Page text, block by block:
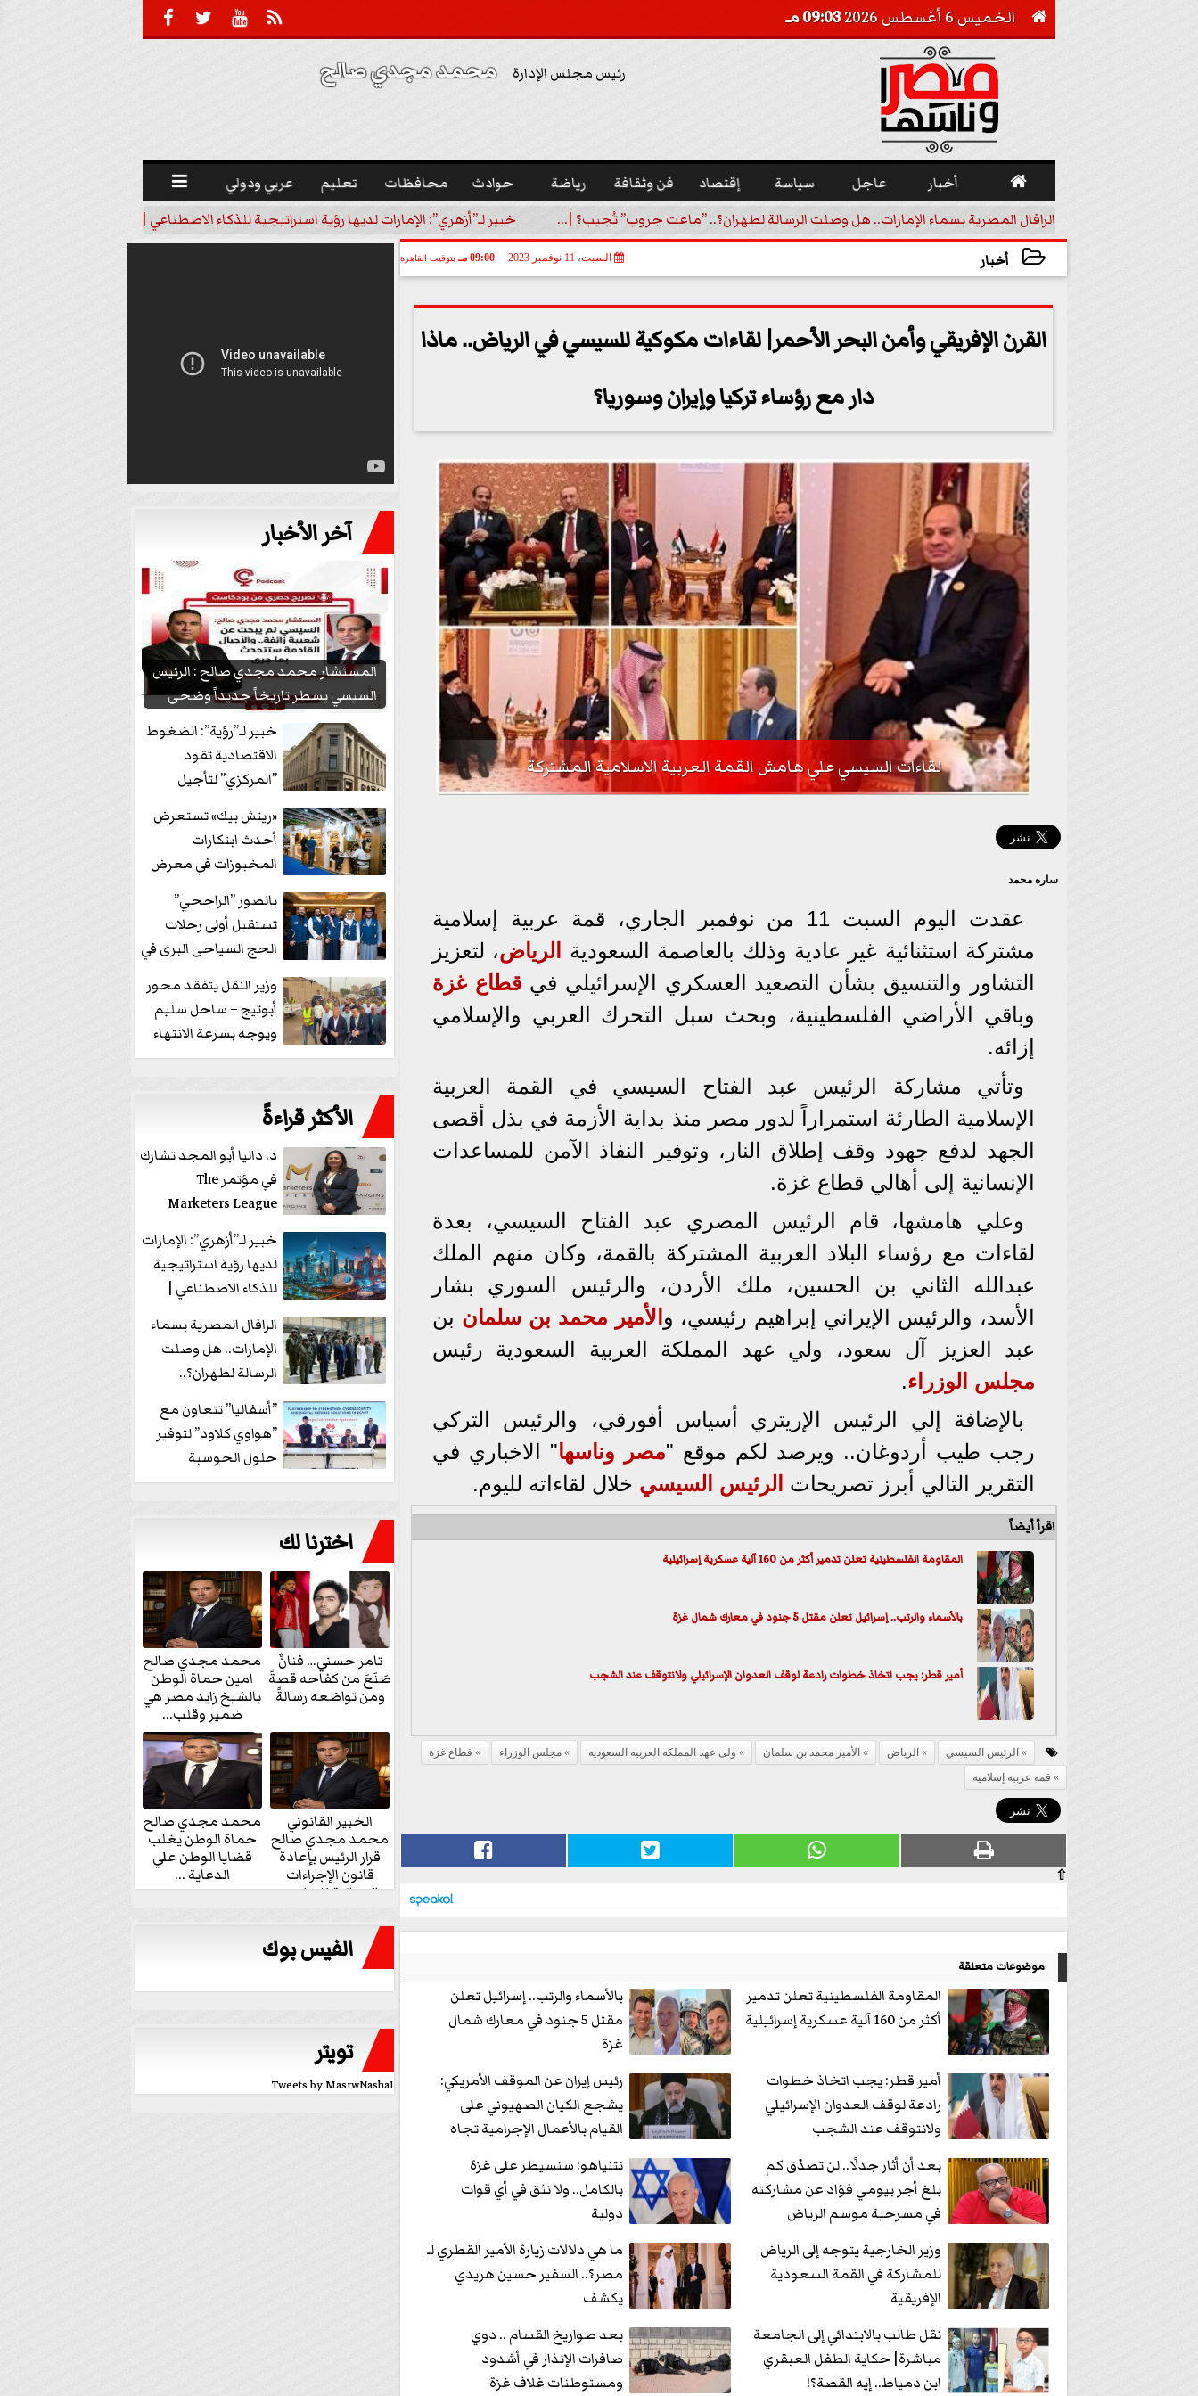
  

 الخميس 6 أغسطس 2026 09:03 مـ
رئيس مجلس الإدارة محمد مجدي صالح
 أخبار عاجل سياسة إقتصاد فن وثقافة رياضة حوادث محافظات تعليم عربي ودولي 
الرافال المصرية بسماء الإمارات.. هل وصلت الرسالة لطهران؟.. ”ماعت جروب” تُجيب؟ |... خبير لـ”أزهري”: الإمارات لديها رؤية استراتيجية للذكاء الاصطناعي | فيديو
أخبار السبت، 11 نوفمبر 2023 09:00 مـ بتوقيت القاهرة
القرن الإفريقي وأمن البحر الأحمر| لقاءات مكوكية للسيسي في الرياض.. ماذا
دار مع رؤساء تركيا وإيران وسوريا؟
لقاءات السيسي علي هامش القمة العربية الاسلامية المشتركة
ساره محمد
عقدت اليوم السبت 11 من نوفمبر الجاري، قمة عربية إسلامية
مشتركة استثنائية غير عادية وذلك بالعاصمة السعودية
الرياض، لتعزيز
التشاور والتنسيق بشأن التصعيد العسكري الإسرائيلي فيقطاع غزة
وباقي الأراضي الفلسطينية، وبحث سبل التحرك العربي والإسلامي
إزائه.
وتأتي مشاركة الرئيس عبد الفتاح السيسي في القمة العربية
الإسلامية الطارئة استمراراً لدور مصر منذ بداية الأزمة في بذل أقصى
الجهد لدفع جهود وقف إطلاق النار، وتوفير النفاذ الآمن للمساعدات
الإنسانية إلى أهالي قطاع غزة.
وعلي هامشها، قام الرئيس المصري عبد الفتاح السيسي، بعدة
لقاءات مع رؤساء البلاد العربية المشتركة بالقمة، وكان منهم الملك
عبدالله الثاني بن الحسين، ملك الأردن، والرئيس السوري بشار
الأسد، والرئيس الإيراني إبراهيم رئيسي، و الأمير محمد بن سلمان بن
عبد العزيز آل سعود، ولي عهد المملكة العربية السعودية رئيس
مجلس الوزراء.
بالإضافة إلي الرئيس الإريتري أسياس أفورقي، والرئيس التركي
رجب طيب أردوغان.. ويرصد لكم موقع "مصر وناسها" الاخباري في
التقرير التالي أبرز تصريحات الرئيس السيسي خلال لقاءاته لليوم.
اقرأ أيضاً
المقاومة الفلسطينية تعلن تدمير أكثر من 160 آلية عسكرية إسرائيلية
بالأسماء والرتب.. إسرائيل تعلن مقتل 5 جنود في معارك شمال غزة
أمير قطر: يجب اتخاذ خطوات رادعة لوقف العدوان الإسرائيلي ولانتوقف عند الشجب
الرئيس السيسي الرياض الأمير محمد بن سلمان ولى عهد المملكه العربيه السعوديه مجلس الوزراء
قطاع غزة
قمه عربيه إسلاميه
⇧
موضوعات متعلقة
المقاومة الفلسطينية تعلن تدمير
أكثر من 160 آلية عسكرية إسرائيلية
بالأسماء والرتب.. إسرائيل تعلن
مقتل 5 جنود في معارك شمال
غزة
أمير قطر: يجب اتخاذ خطوات
رادعة لوقف العدوان الإسرائيلي
ولانتوقف عند الشجب
رئيس إيران عن الموقف الأمريكي:
يشجع الكيان الصهيوني على
القيام بالأعمال الإجرامية تجاه
بعد أن أثار جدلًا.. لن تصدّق كم
بلغ أجر بيومي فؤاد عن مشاركته
في مسرحية موسم الرياض
نتنياهو: سنسيطر على غزة
بالكامل.. ولا نثق في أي قوات
دولية
وزير الخارجية يتوجه إلى الرياض
للمشاركة في القمة السعودية
الإفريقية
ما هي دلالات زيارة الأمير القطري لـ
مصر؟.. السفير حسين هريدي
يكشف
نقل طالب بالابتدائي إلى الجامعة
مباشرة| حكاية الطفل العبقري
ابن دمياط.. إيه القصة؟!
بعد صواريخ القسام .. دوي
صافرات الإنذار في أشدود
ومستوطنات غلاف غزة
آخر الأخبار
المستشار محمد مجدي صالح : الرئيس
السيسي يسطر تاريخاً جديداً وضحى
بشعبيته...
خبير لـ”رؤية”: الضغوط
الاقتصادية تقود
”المركزي” لتأجيل
«ريتش بيك» تستعرض
أحدث ابتكارات
المخبوزات في معرض
منتجات...
بالصور ”الراجحي”
تستقبل أولى رحلات
الحج السياحى البرى في
وزير النقل يتفقد محور
أبوتيج – ساحل سليم
ويوجه بسرعة الانتهاء
من...
الأكثر قراءةً
د. داليا أبو المجد تشارك
في مؤتمر The
Marketers League
وتدير جلسة...
خبير لـ”أزهري”: الإمارات
لديها رؤية استراتيجية
للذكاء الاصطناعي |
الرافال المصرية بسماء
الإمارات.. هل وصلت
الرسالة لطهران؟..
”ماعت جروب” تُجيب؟
|...
”أسفاليا” تتعاون مع
”هواوي كلاود” لتوفير
حلول الحوسبة
السحابية والأمن
اخترنا لك
تامر حسني… فنانٌ
صَنَعَ من كفاحه قصةً
ومن تواضعه رسالةً
محمد مجدي صالح
امين حماة الوطن
بالشيخ زايد مصر هي
ضمير وقلب...
الخبير القانوني
محمد مجدي صالح
قرار الرئيس بإعادة
قانون الإجراءات
الجنائية للنواب...
محمد مجدي صالح
حماة الوطن يغلب
قضايا الوطن علي
الدعاية ...
الفيس بوك
تويتر
Tweets by MasrwNasha1